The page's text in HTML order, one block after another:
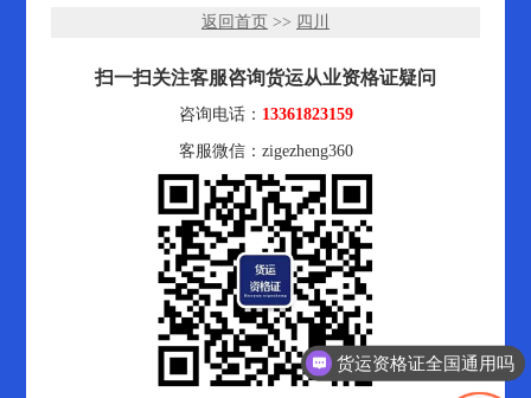
返回首页 >> 四川
扫一扫关注客服咨询货运从业资格证疑问
咨询电话： 13361823159
客服微信：zigezheng360
货运资格证全国通用吗